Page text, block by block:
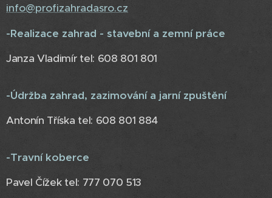
info@profizahradasro.cz
-Realizace zahrad - stavební a zemní práce
Janza Vladimír tel: 608 801 801
-Údržba zahrad, zazimování a jarní zpuštění
Antonín Tříska tel: 608 801 884
-Travní koberce
Pavel Čížek tel: 777 070 513